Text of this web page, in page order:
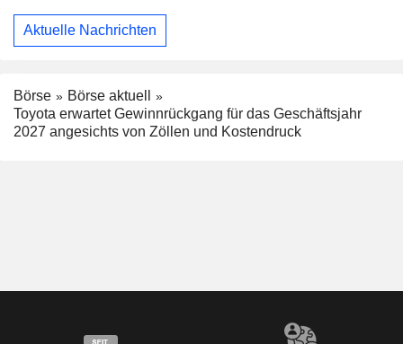
Aktuelle Nachrichten
Börse
Börse aktuell
Toyota erwartet Gewinnrückgang für das Geschäftsjahr
2027 angesichts von Zöllen und Kostendruck